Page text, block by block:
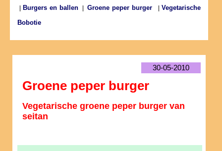
Burgers en ballen| Groene peper burger |Vegetarische
Bobotie
30-05-2010
Groene peper burger
Vegetarische groene peper burger van
seitan